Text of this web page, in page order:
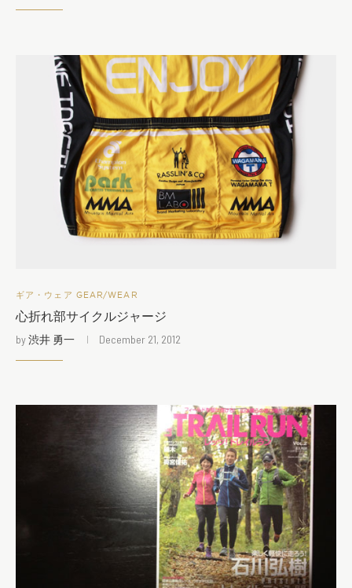
ギア・ウェア GEAR/WEAR
心折れ部サイクルジャージ
by渋井 勇一 December 21, 2012